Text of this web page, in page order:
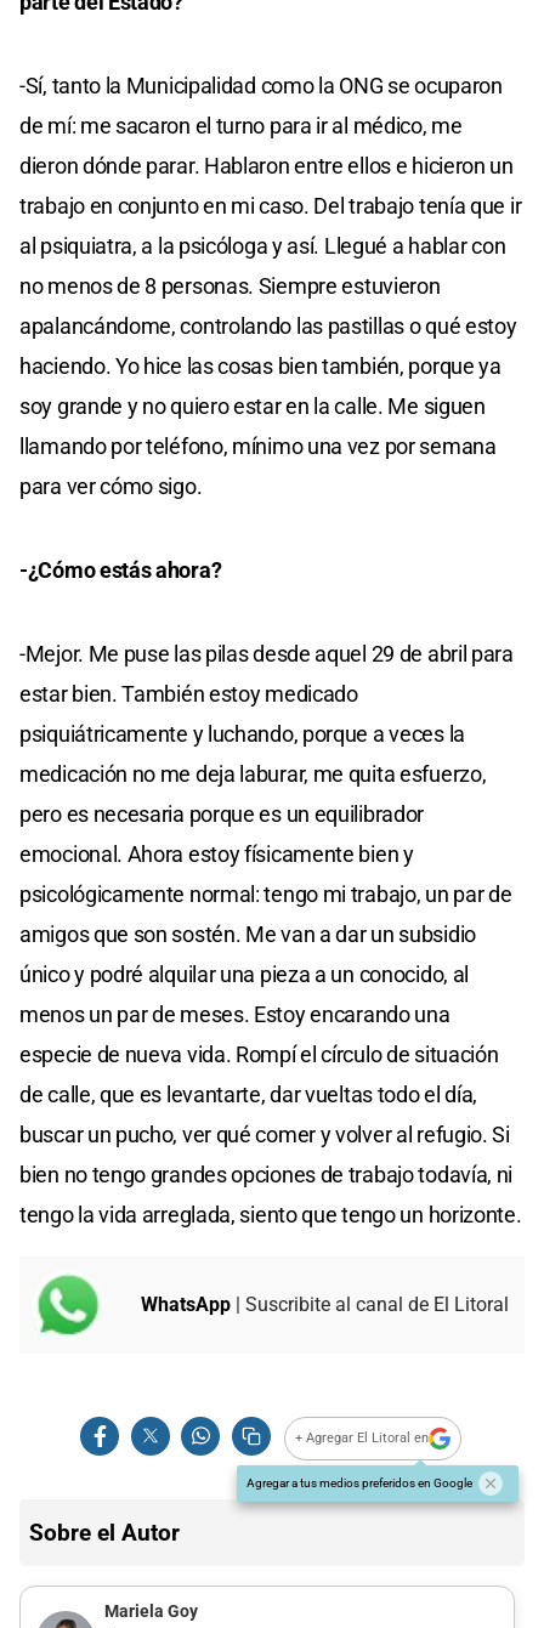
-Sí, tanto la Municipalidad como la ONG se ocuparon
de mí: me sacaron el turno para ir al médico, me
dieron dónde parar. Hablaron entre ellos e hicieron un
trabajo en conjunto en mi caso. Del trabajo tenía que ir
al psiquiatra, a la psicóloga y así. Llegué a hablar con
no menos de 8 personas. Siempre estuvieron
apalancándome, controlando las pastillas o qué estoy
haciendo. Yo hice las cosas bien también, porque ya
soy grande y no quiero estar en la calle. Me siguen
llamando por teléfono, mínimo una vez por semana
para ver cómo sigo.
-¿Cómo estás ahora?
-Mejor. Me puse las pilas desde aquel 29 de abril para
estar bien. También estoy medicado
psiquiátricamente y luchando, porque a veces la
medicación no me deja laburar, me quita esfuerzo,
pero es necesaria porque es un equilibrador
emocional. Ahora estoy físicamente bien y
psicológicamente normal: tengo mi trabajo, un par de
amigos que son sostén. Me van a dar un subsidio
único y podré alquilar una pieza a un conocido, al
menos un par de meses. Estoy encarando una
especie de nueva vida. Rompí el círculo de situación
de calle, que es levantarte, dar vueltas todo el día,
buscar un pucho, ver qué comer y volver al refugio. Si
bien no tengo grandes opciones de trabajo todavía, ni
tengo la vida arreglada, siento que tengo un horizonte.
WhatsApp | Suscribite al canal de El Litoral
+ Agregar El Litoral en
Agregar a tus medios preferidos en Google
Sobre el Autor
Mariela Goy